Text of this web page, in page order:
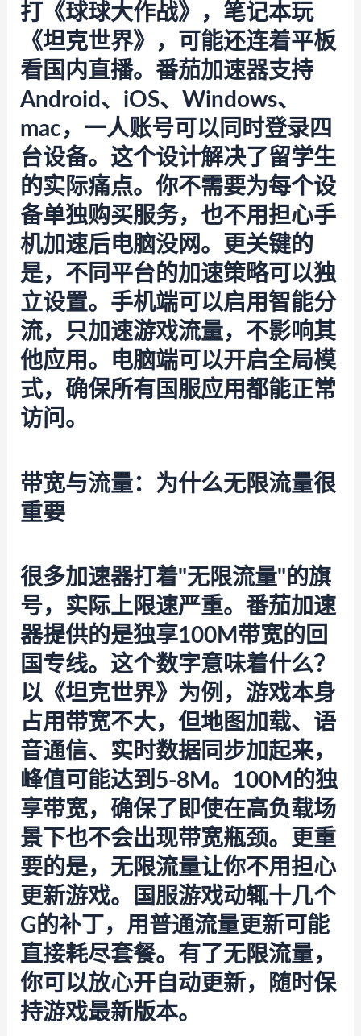
打《球球大作战》，笔记本玩
《坦克世界》，可能还连着平板
看国内直播。 番茄加速器支持
Android、iOS、Windows、
mac，一人账号可以同时登录四
台设备。这个设计解决了留学生
的实际痛点。你不需要为每个设
备单独购买服务，也不用担心手
机加速后电脑没网。更关键的
是，不同平台的加速策略可以独
立设置。手机端可以启用智能分
流，只加速游戏流量，不影响其
他应用。电脑端可以开启全局模
式，确保所有国服应用都能正常
访问。
带宽与流量：为什么无限流量很
重要
很多加速器打着"无限流量"的旗
号，实际上限速严重。 番茄加速
器提供的是独享100M带宽的回
国专线。这个数字意味着什么？
以《坦克世界》为例，游戏本身
占用带宽不大，但地图加载、语
音通信、实时数据同步加起来，
峰值可能达到5-8M。100M的独
享带宽，确保了即使在高负载场
景下也不会出现带宽瓶颈。更重
要的是，无限流量让你不用担心
更新游戏。国服游戏动辄十几个
G的补丁，用普通流量更新可能
直接耗尽套餐。有了无限流量，
你可以放心开自动更新，随时保
持游戏最新版本。